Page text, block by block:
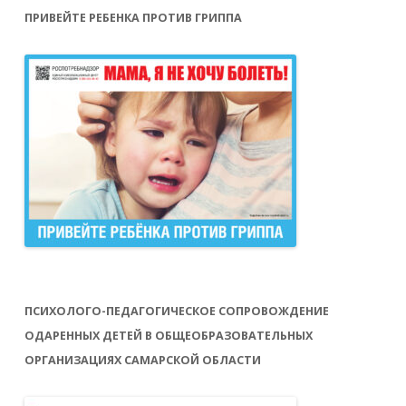
ПРИВЕЙТЕ РЕБЕНКА ПРОТИВ ГРИППА
ПСИХОЛОГО-ПЕДАГОГИЧЕСКОЕ СОПРОВОЖДЕНИЕ
ОДАРЕННЫХ ДЕТЕЙ В ОБЩЕОБРАЗОВАТЕЛЬНЫХ
ОРГАНИЗАЦИЯХ САМАРСКОЙ ОБЛАСТИ